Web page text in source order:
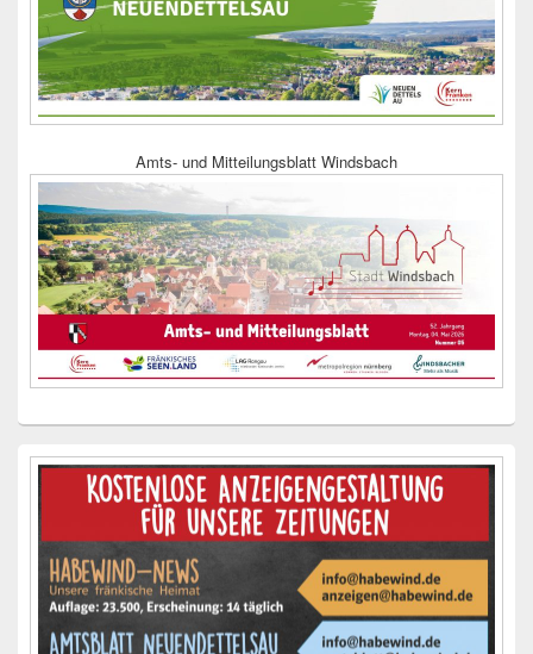
Amts- und Mitteilungsblatt Windsbach